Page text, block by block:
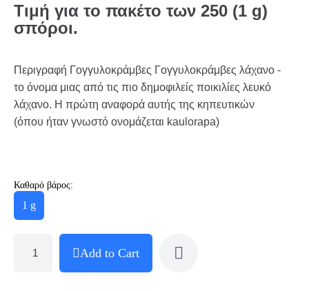
Τιμή για το πακέτο των 250 (1 g)
σπόροι.
Περιγραφή Γογγυλοκράμβες Γογγυλοκράμβες λάχανο -
το όνομα μιας από τις πιο δημοφιλείς ποικιλίες λευκό
λάχανο. Η πρώτη αναφορά αυτής της κηπευτικών
(όπου ήταν γνωστό ονομάζεται kaulorapa)
Καθαρό βάρος:
1 g
Add to Cart